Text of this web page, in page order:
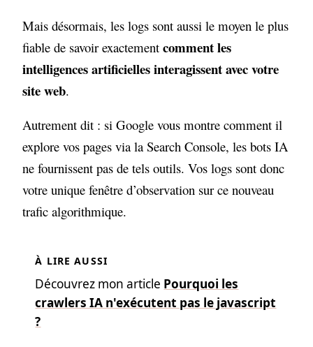
Mais désormais, les logs sont aussi le moyen le plus
fiable de savoir exactementcomment les
intelligences artificielles interagissent avec votre
site web.
Autrement dit : si Google vous montre comment il
explore vos pages via la Search Console, les bots IA
ne fournissent pas de tels outils. Vos logs sont donc
votre unique fenêtre d’observation sur ce nouveau
trafic algorithmique.
Découvrez mon article Pourquoi les
crawlers IA n'exécutent pas le javascript
?